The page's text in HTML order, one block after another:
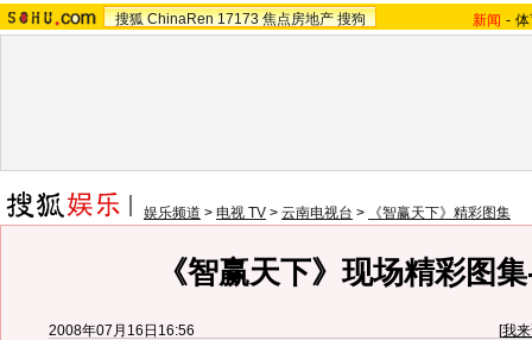
搜狐 ChinaRen 17173 焦点房地产 搜狗 新闻 -
娱乐频道 > 电视 TV > 云南电视台 > 《智赢天下》精彩图集
《智赢天下》现场精彩图
2008年07月16日16:56 [我